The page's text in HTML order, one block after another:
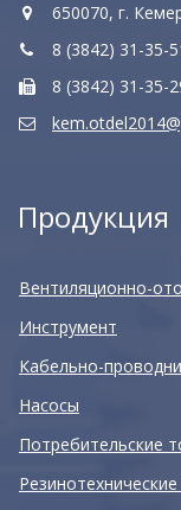
650070, г.
8 (3842) 31-35-
8 (3842) 31-35-
Продукция
Вентиляционно-
Инструмент
Кабельно-
Насосы
Потребительские